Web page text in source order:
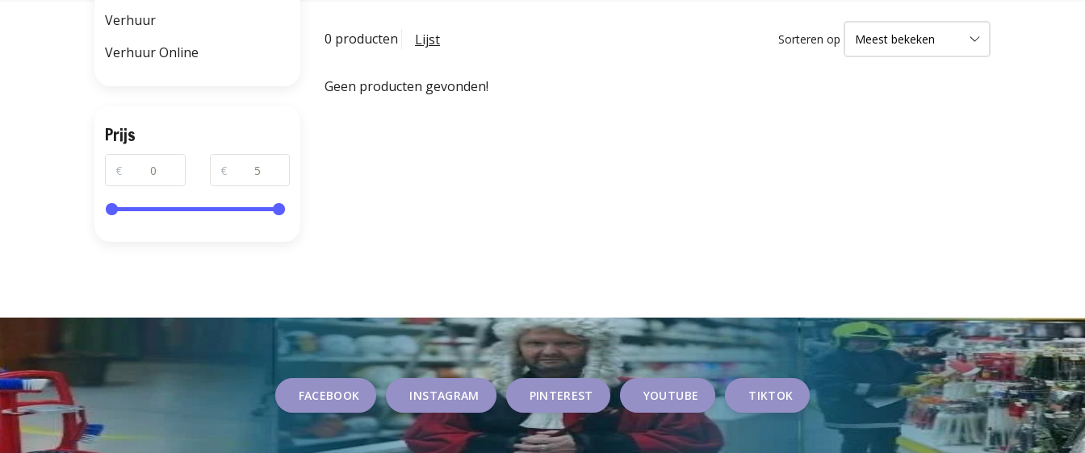
0 producten Lijst Sorteren op
Geen producten gevonden!
Verhuur
Verhuur Online
Prijs
€ €
FACEBOOK INSTAGRAM PINTEREST YOUTUBE TIKTOK